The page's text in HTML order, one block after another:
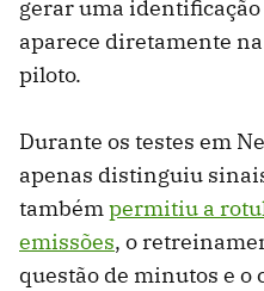
gerar uma
aparece diretamente
piloto.
Durante os testes em
apenas distinguiu
tambémpermitiu a
emissões, o
questão de minutos e o